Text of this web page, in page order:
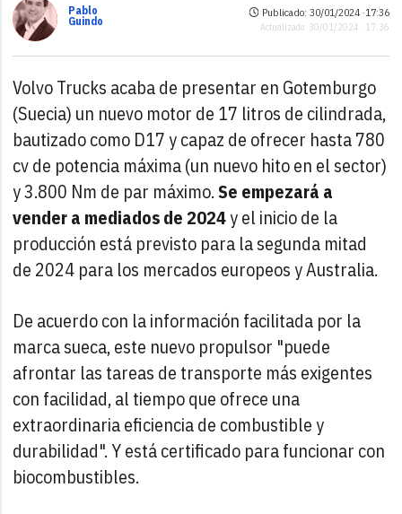
Pablo
Guindo
Publicado: 30/01/2024 ·17:36
Actualizado: 30/01/2024 · 17:36
Volvo Trucks acaba de presentar en Gotemburgo
(Suecia) un nuevo motor de 17 litros de cilindrada,
bautizado como D17 y capaz de ofrecer hasta 780
cv de potencia máxima (un nuevo hito en el sector)
y 3.800 Nm de par máximo.Se empezará a
vender a mediados de 2024y el inicio de la
producción está previsto para la segunda mitad
de 2024 para los mercados europeos y Australia.
De acuerdo con la información facilitada por la
marca sueca, este nuevo propulsor "puede
afrontar las tareas de transporte más exigentes
con facilidad, al tiempo que ofrece una
extraordinaria eficiencia de combustible y
durabilidad". Y está certificado para funcionar con
biocombustibles.